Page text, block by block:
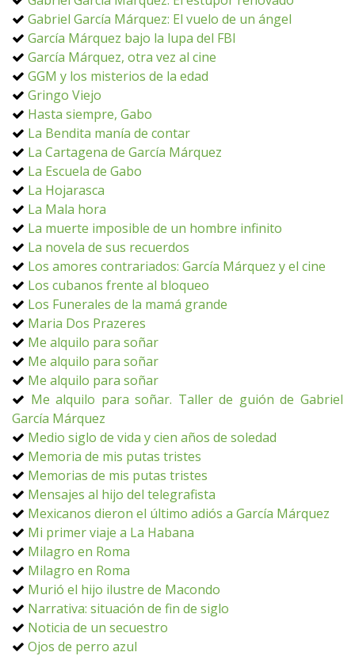
Gabriel García Márquez: El vuelo de un ángel
García Márquez bajo la lupa del FBI
García Márquez, otra vez al cine
GGM y los misterios de la edad
Gringo Viejo
Hasta siempre, Gabo
La Bendita manía de contar
La Cartagena de García Márquez
La Escuela de Gabo
La Hojarasca
La Mala hora
La muerte imposible de un hombre infinito
La novela de sus recuerdos
Los amores contrariados: García Márquez y el cine
Los cubanos frente al bloqueo
Los Funerales de la mamá grande
Maria Dos Prazeres
Me alquilo para soñar
Me alquilo para soñar
Me alquilo para soñar
Me alquilo para soñar. Taller de guión de Gabriel
García Márquez
Medio siglo de vida y cien años de soledad
Memoria de mis putas tristes
Memorias de mis putas tristes
Mensajes al hijo del telegrafista
Mexicanos dieron el último adiós a García Márquez
Mi primer viaje a La Habana
Milagro en Roma
Milagro en Roma
Murió el hijo ilustre de Macondo
Narrativa: situación de fin de siglo
Noticia de un secuestro
Ojos de perro azul